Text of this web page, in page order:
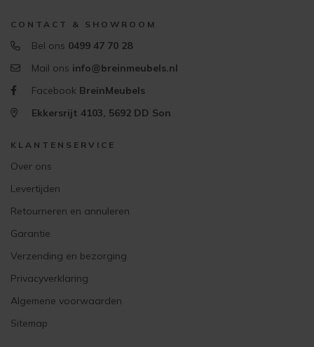
CONTACT & SHOWROOM
Bel ons 0499 47 70 28
Mail ons info@breinmeubels.nl
Facebook BreinMeubels
Ekkersrijt 4103, 5692 DD Son
KLANTENSERVICE
Over ons
Levertijden
Retourneren en annuleren
Garantie
Verzending en bezorging
Privacyverklaring
Algemene voorwaarden
Sitemap